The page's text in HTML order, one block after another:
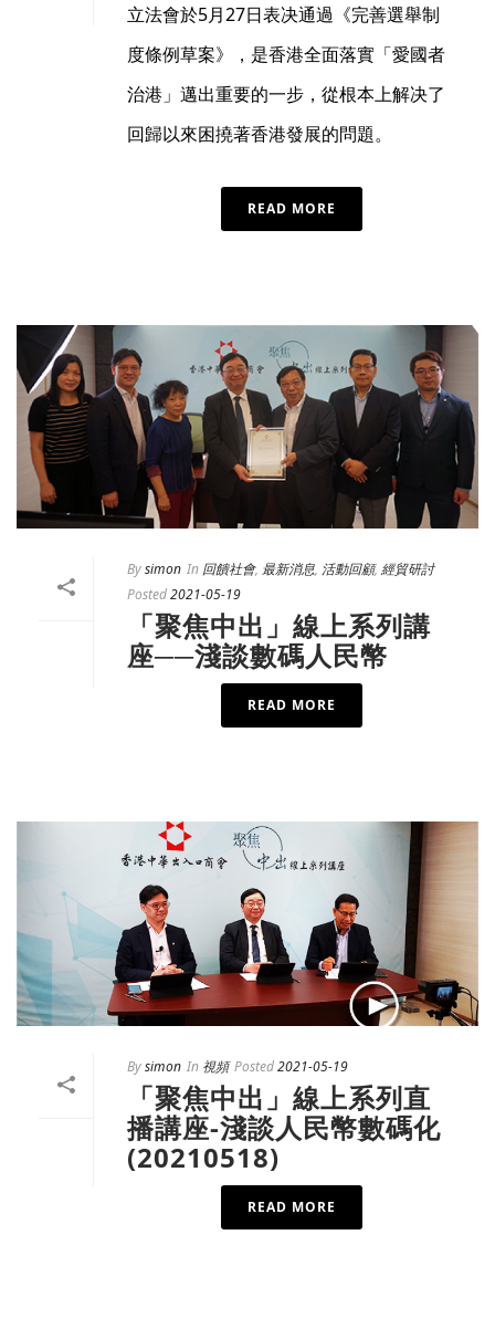
立法會於5月27日表决通過《完善選舉制
度條例草案》，是香港全面落實「愛國者
治港」邁出重要的一步，從根本上解决了
回歸以來困撓著香港發展的問題。
READ MORE
Bysimon In 回饋社會, 最新消息, 活動回顧, 經貿研討
Posted2021-05-19
「聚焦中出」線上系列講
座──淺談數碼人民幣
READ MORE
Bysimon In 視頻 Posted2021-05-19
「聚焦中出」線上系列直
播講座-淺談人民幣數碼化
(20210518)
READ MORE